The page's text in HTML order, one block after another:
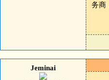
务商
Jeminai